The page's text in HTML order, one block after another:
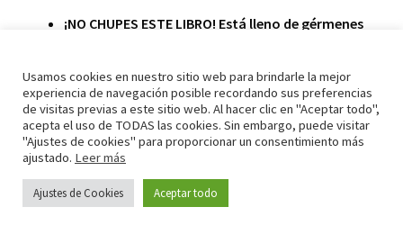
¡NO CHUPES ESTE LIBRO! Está lleno de gérmenes
LOS MUNDOS INVISIBLES DE LOS ANIMALES
MICROSCÓPICOS
EL LIBRO DE LAS BACTERIAS
MICROBIOS MONSTRUOSOS. Todo sobre bacterias
útiles y virus dañinos
EL MUNDO DE BAC. Descubriendo a nuestras
amigas las bacterias
Usamos cookies en nuestro sitio web para brindarle la mejor
experiencia de navegación posible recordando sus preferencias
de visitas previas a este sitio web. Al hacer clic en "Aceptar todo",
acepta el uso de TODAS las cookies. Sin embargo, puede visitar
"Ajustes de cookies" para proporcionar un consentimiento más
ajustado. Leer más
Ajustes de Cookies Aceptar todo